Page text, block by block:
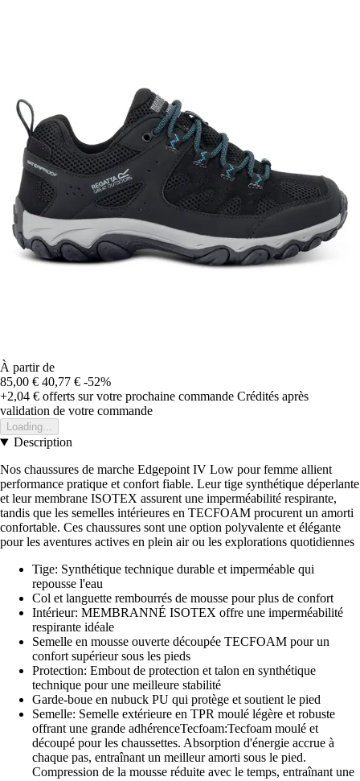
À partir de
85,00 € 40,77 € -52%
+2,04 € offerts sur votre prochaine commande Crédités après
validation de votre commande
Loading...
Description
Nos chaussures de marche Edgepoint IV Low pour femme allient
performance pratique et confort fiable. Leur tige synthétique déperlante
et leur membrane ISOTEX assurent une imperméabilité respirante,
tandis que les semelles intérieures en TECFOAM procurent un amorti
confortable. Ces chaussures sont une option polyvalente et élégante
pour les aventures actives en plein air ou les explorations quotidiennes
Tige: Synthétique technique durable et imperméable qui
repousse l'eau
Col et languette rembourrés de mousse pour plus de confort
Intérieur: MEMBRANNÉ ISOTEX offre une imperméabilité
respirante idéale
Semelle en mousse ouverte découpée TECFOAM pour un
confort supérieur sous les pieds
Protection: Embout de protection et talon en synthétique
technique pour une meilleure stabilité
Garde-boue en nubuck PU qui protège et soutient le pied
Semelle: Semelle extérieure en TPR moulé légère et robuste
offrant une grande adhérenceTecfoam:Tecfoam moulé et
découpé pour les chaussettes. Absorption d'énergie accrue à
chaque pas, entraînant un meilleur amorti sous le pied.
Compression de la mousse réduite avec le temps, entraînant une